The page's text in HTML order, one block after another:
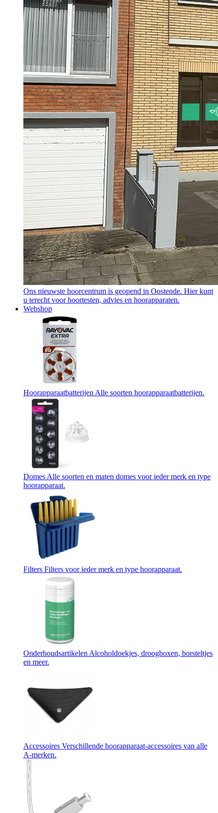
Ons nieuwste hoorcentrum is geopend in Oostende. Hier kunt
u terecht voor hoortesten, advies en hoorapparaten.
Webshop
Hoorapparaatbatterijen Alle soorten hoorapparaatbatterijen.
Domes Alle soorten en maten domes voor ieder merk en type
hoorapparaat.
Filters Filters voor ieder merk en type hoorapparaat.
Onderhoudsartikelen Alcoholdoekjes, droogboxen, borsteltjes
en meer.
Accessoires Verschillende hoorapparaat-accessoires van alle
A-merken.